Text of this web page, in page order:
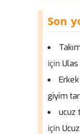
Son
için Ulas
giyim
ucuz
için